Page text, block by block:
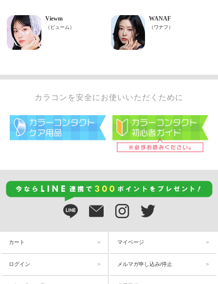
カラコンを安全にお使いいただくために
カート マイページ
ログイン メルマガ申し込み/停止